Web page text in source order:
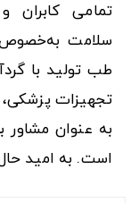
تمامی کابران
سلامت
طب تولید با
تجهیزات
به عنوان مشاور
است. به امید